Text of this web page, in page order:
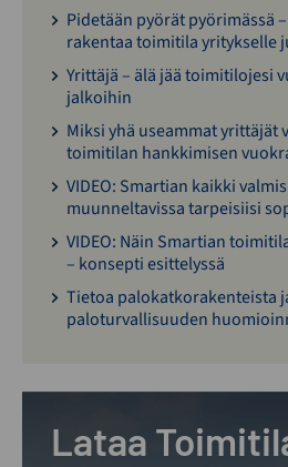
Pidetään pyörät pyörimässä
rakentaa toimitila yritykselle
Yrittäjä – älä jää toimitilojesi
jalkoihin
Miksi yhä useammat yrittäjät
toimitilan hankkimisen
VIDEO: Smartian kaikki
muunneltavissa tarpeisiisi
VIDEO: Näin Smartian
– konsepti esittelyssä
Tietoa palokatkorakenteista
paloturvallisuuden
Lataa